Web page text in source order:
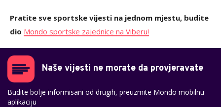
Pratite sve sportske vijesti na jednom mjestu, budite
dio Mondo sportske zajednice na Viberu!
Naše vijesti ne morate da provjeravate
Budite bolje informisani od drugih, preuzmite Mondo mobilnu
aplikaciju